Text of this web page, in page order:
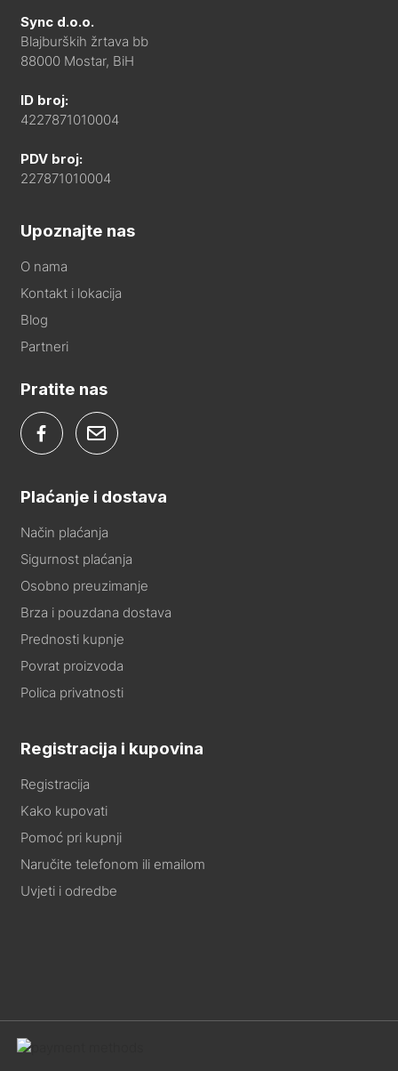
Sync d.o.o.
Blajburških žrtava bb
88000 Mostar, BiH
ID broj:
4227871010004
PDV broj:
227871010004
Upoznajte nas
O nama
Kontakt i lokacija
Blog
Partneri
Pratite nas
Plaćanje i dostava
Način plaćanja
Sigurnost plaćanja
Osobno preuzimanje
Brza i pouzdana dostava
Prednosti kupnje
Povrat proizvoda
Polica privatnosti
Registracija i kupovina
Registracija
Kako kupovati
Pomoć pri kupnji
Naručite telefonom ili emailom
Uvjeti i odredbe